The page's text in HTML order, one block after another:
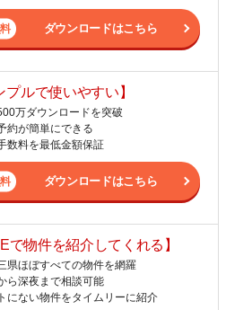
ダウンロードはこちら
プルで使いやすい】
万ダウンロードを突破
約が簡単にできる
数料を最低金額保証
ダウンロードはこちら
で物件を紹介してくれる】
県ほぼすべての物件を網羅
ら深夜まで相談可能
にない物件をタイムリーに紹介